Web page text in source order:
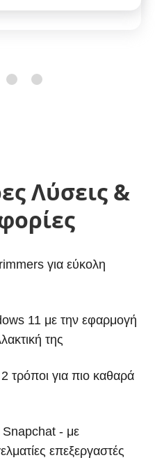
Λύσεις &
για εύκολη
11 με την εφαρμογή
της
τρόποι για πιο καθαρά
Snapchat - με
επεξεργαστές